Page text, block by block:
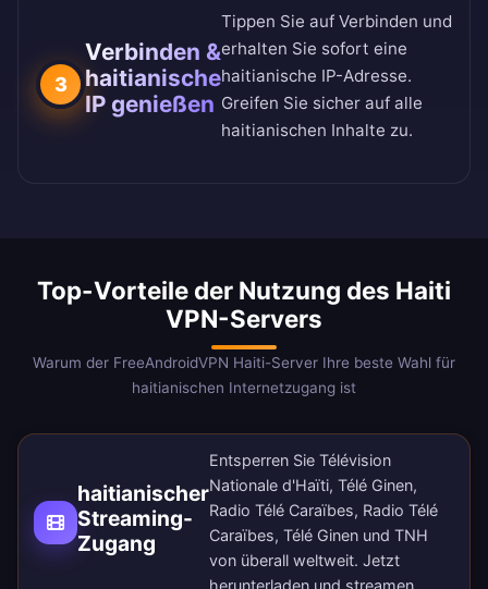
3
Verbinden &
haitianische
IP genießen
Tippen Sie auf Verbinden und
erhalten Sie sofort eine
haitianische IP-Adresse.
Greifen Sie sicher auf alle
haitianischen Inhalte zu.
Top-Vorteile der Nutzung des Haiti
VPN-Servers
Warum der FreeAndroidVPN Haiti-Server Ihre beste Wahl für
haitianischen Internetzugang ist
haitianischer
Streaming-
Zugang
Entsperren Sie Télévision
Nationale d'Haïti, Télé Ginen,
Radio Télé Caraïbes, Radio Télé
Caraïbes, Télé Ginen und TNH
von überall weltweit. Jetzt